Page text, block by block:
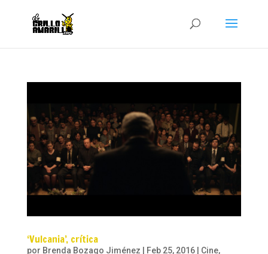
‘Vulcania’, crítica
por Brenda Bozago Jiménez Feb 25, 2016| Cine,